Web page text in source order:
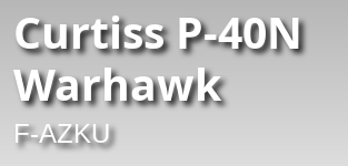
Curtiss P-40N
Warhawk
F-AZKU